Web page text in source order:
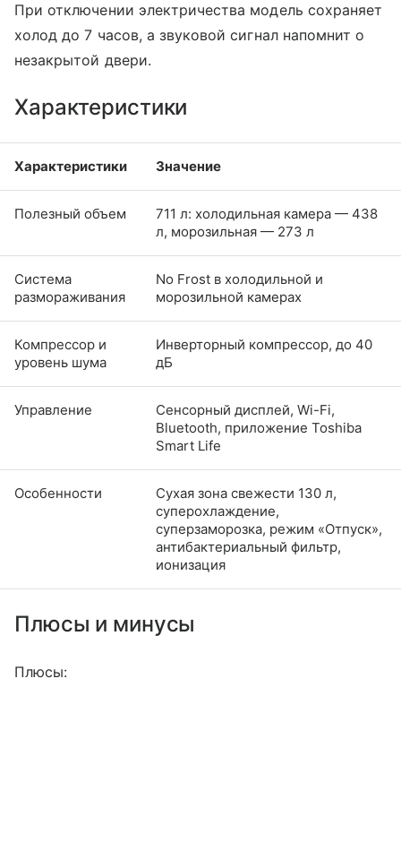
При отключении электричества модель сохраняет
холод до 7 часов, а звуковой сигнал напомнит о
незакрытой двери.
Характеристики
Характеристики Значение
Полезный объем
711 л: холодильная камера — 438
л, морозильная — 273 л
Система
размораживания
No Frost в холодильной и
морозильной камерах
Компрессор и
уровень шума
Инверторный компрессор, до 40
дБ
Управление
Сенсорный дисплей, Wi-Fi,
Bluetooth, приложение Toshiba
Smart Life
Особенности
Сухая зона свежести 130 л,
суперохлаждение,
суперзаморозка, режим «Отпуск»,
антибактериальный фильтр,
ионизация
Плюсы и минусы
Плюсы: